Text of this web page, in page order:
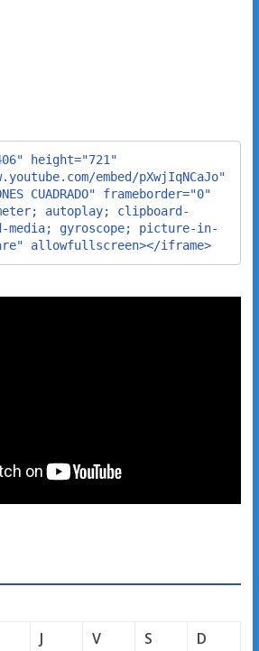
height="721"
embed/pXwjIqNCaJo"
CUADRADO" frameborder="0"
autoplay; clipboard-
media; gyroscope; picture-in-
allowfullscreen></iframe>
J V S D